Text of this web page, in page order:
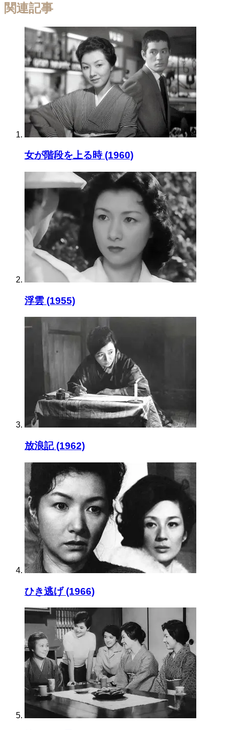
関連記事
女が階段を上る時 (1960)
浮雲 (1955)
放浪記 (1962)
ひき逃げ (1966)